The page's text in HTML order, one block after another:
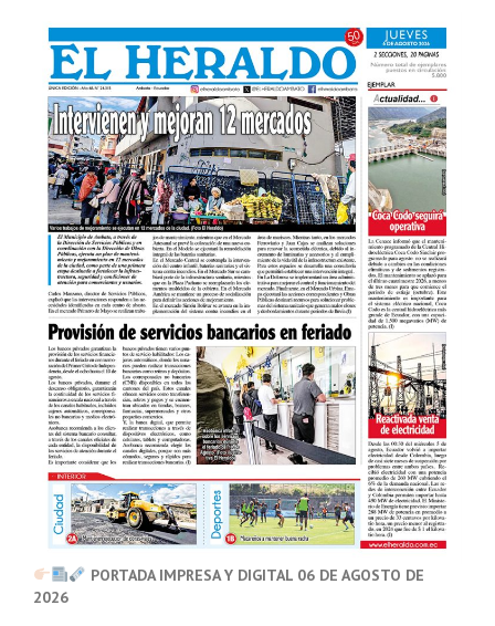
PORTADA IMPRESA Y DIGITAL 06 DE AGOSTO DE
2026